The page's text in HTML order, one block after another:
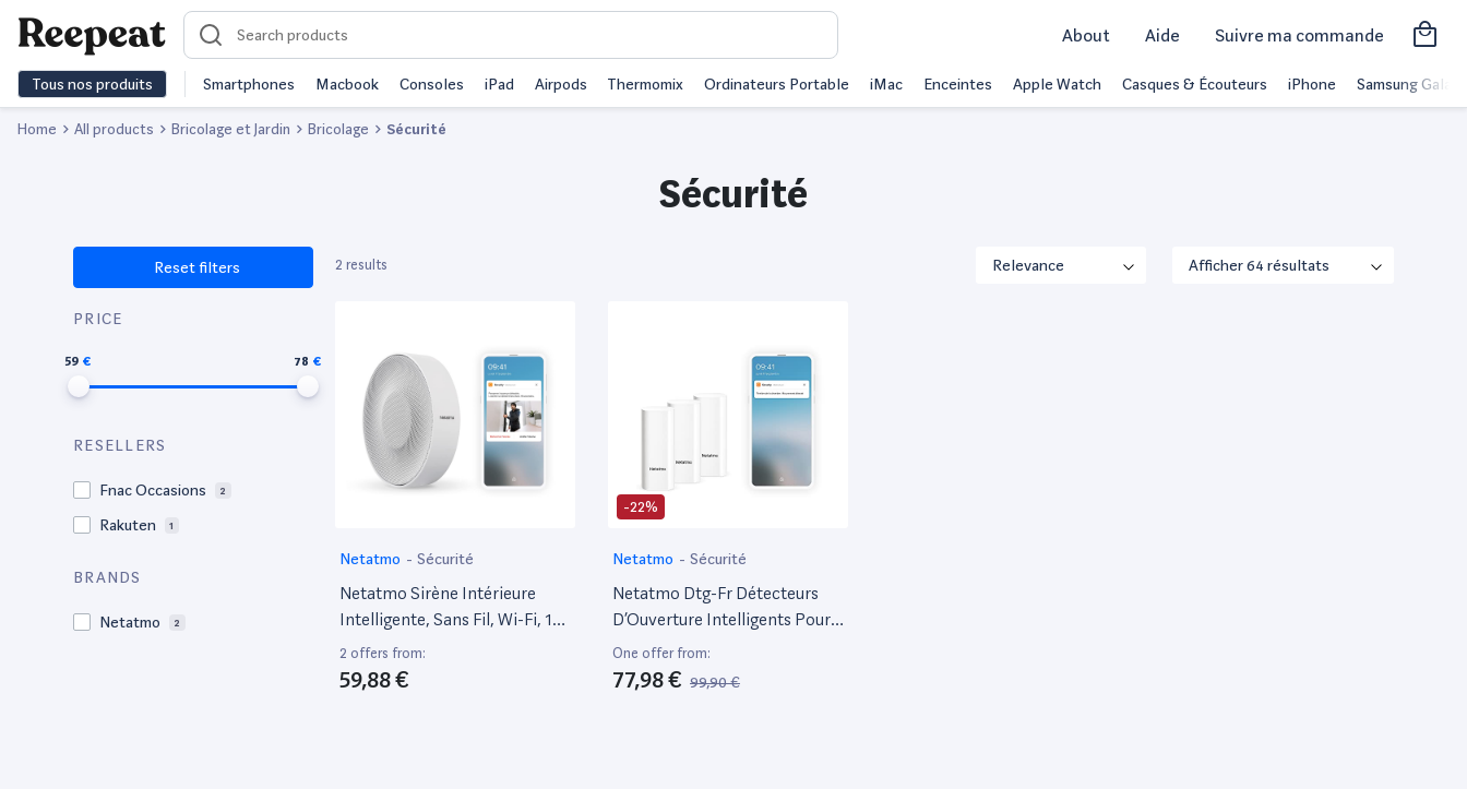
About Aide Suivre ma commande
Tous nos produits Smartphones Macbook Consoles iPad Airpods Thermomix Ordinateurs Portable iMac Enceintes Apple Watch Casques & Écouteurs iPhone Samsung Galaxy
Home All products Bricolage et Jardin Bricolage Sécurité
Sécurité
Reset filters
PRICE
59 78
RESELLERS
Fnac Occasions 2
Rakuten 1
BRANDS
Netatmo 2
2 results
Netatmo - Sécurité
Netatmo Sirène Intérieure
Intelligente, Sans Fil, Wi-Fi, 110
Db, Activation/Désactivation
Automatique, Pas
D'Abonnement, Fonctionne
2 offers from:
59,88 €
-22%
Netatmo - Sécurité
Netatmo Dtg-Fr Détecteurs
D’Ouverture Intelligents Pour
Portes Et Fenêtres, Sans Fil,
Monoblocs, Lot De 3,
Détection Des Vibrations
One offer from:
77,98 € 99,90 €